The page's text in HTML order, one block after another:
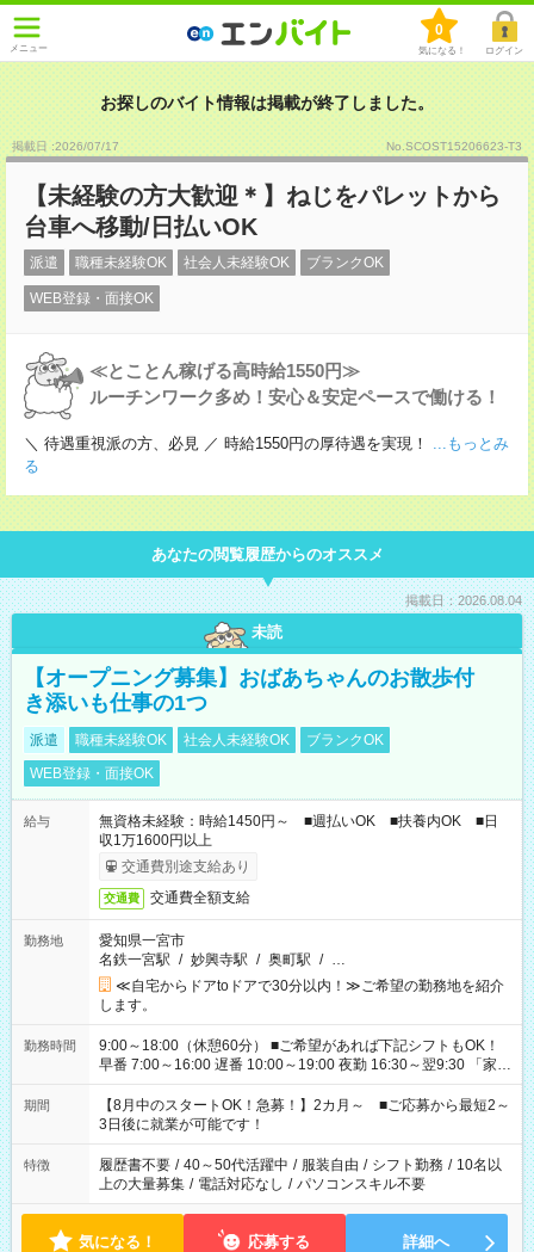
メニュー
0
気になる！ ログイン
お探しのバイト情報は掲載が終了しました。
掲載日 :2026/07/17 No.SCOST15206623-T3
【未経験の方大歓迎＊】ねじをパレットから
台車へ移動/日払いOK
派遣 職種未経験OK 社会人未経験OK ブランクOK
WEB登録・面接OK
≪とことん稼げる高時給1550円≫
ルーチンワーク多め！安心＆安定ペースで働ける！
＼ 待遇重視派の方、必見 ／ 時給1550円の厚待遇を実現！
...もっとみ
る
あなたの閲覧履歴からのオススメ
掲載日：2026.08.04
未読
【オープニング募集】おばあちゃんのお散歩付
き添いも仕事の1つ
派遣 職種未経験OK 社会人未経験OK
ブランクOK
WEB登録・面接OK
給与
無資格未経験：時給1450円～ ■週払いOK ■扶養内OK ■日
収1万1600円以上
交通費別途支給あり
交通費 交通費全額支給
勤務地
愛知県一宮市
名鉄一宮駅 / 妙興寺駅 / 奥町駅 / …
≪自宅からドアtoドアで30分以内！≫ご希望の勤務地を紹介
します。
勤務時間
9:00～18:00（休憩60分） ■ご希望があれば下記シフトもOK！
早番 7:00～16:00 遅番 10:00～19:00 夜勤 16:30～翌9:30 「家族
と休みを合わせたい」 「余裕を持って夕飯の準備がしたい」
「できれば残業はしたくない」 など、ご希望を教えてください
ね。 ※Wワーク希望の方へ 今ご覧のお仕事で希望する勤務時間
と、もう1つのお仕事の勤務時間。 合計で週40時間を超える場
合は応募できません。
期間
【8月中のスタートOK！急募！】2カ月～ ■ご応募から最短2～
3日後に就業が可能です！
特徴 履歴書不要 / 40～50代活躍中 / 服装自由 / シフト勤務 / 10名以
上の大量募集 / 電話対応なし / パソコンスキル不要
気になる！ 応募する 詳細へ